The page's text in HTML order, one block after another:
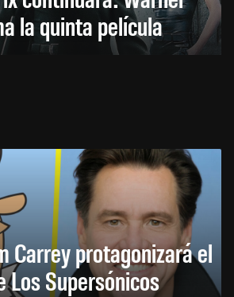
la quinta película
Carrey protagonizará el
Los Supersónicos